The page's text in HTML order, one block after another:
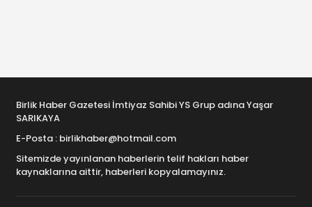
Birlik Haber Gazetesi İmtiyaz Sahibi YS Grup adına Yaşar
SARIKAYA
E-Posta : birlikhaber@hotmail.com
Sitemizde yayınlanan haberlerin telif hakları haber
kaynaklarına aittir, haberleri kopyalamayınız.